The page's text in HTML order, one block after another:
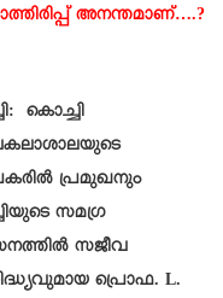
അനന്തമാണ്….?
കൊച്ചി
പ്രമുഖനും
സമഗ്ര
സജീവ
പ്രൊഫ. L.